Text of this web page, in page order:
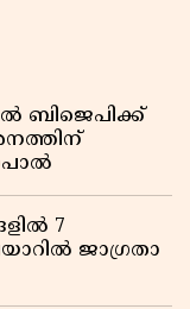
ബിജെപിക്ക്
7
ജാഗ്രതാ